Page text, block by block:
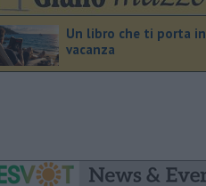
Un libro che ti porta in
vacanza